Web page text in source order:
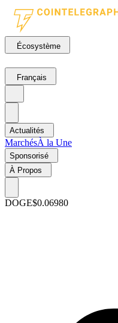
Écosystème
Français
Actualités
MarchésÀ la Une
Sponsorisé
À Propos
DOGE$0.06980